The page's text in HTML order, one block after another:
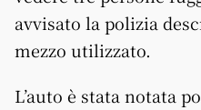
avvisato la polizia
mezzo utilizzato.
L’auto è stata notata